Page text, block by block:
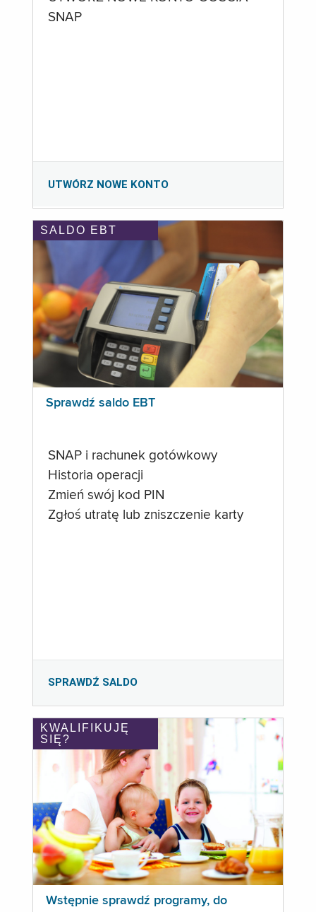
SNAP
UTWÓRZ NOWE KONTO
SALDO EBT
Sprawdź saldo EBT
SNAP i rachunek gotówkowy
Historia operacji
Zmień swój kod PIN
Zgłoś utratę lub zniszczenie karty
SPRAWDŹ SALDO
KWALIFIKUJĘ
SIĘ?
Wstępnie sprawdź programy, do